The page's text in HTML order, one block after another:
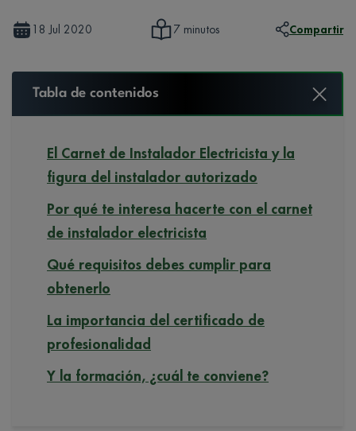
18 Jul 2020 7 minutos Compartir
Tabla de contenidos
El Carnet de Instalador Electricista y la
figura del instalador autorizado
Por qué te interesa hacerte con el carnet
de instalador electricista
Qué requisitos debes cumplir para
obtenerlo
La importancia del certificado de
profesionalidad
Y la formación, ¿cuál te conviene?